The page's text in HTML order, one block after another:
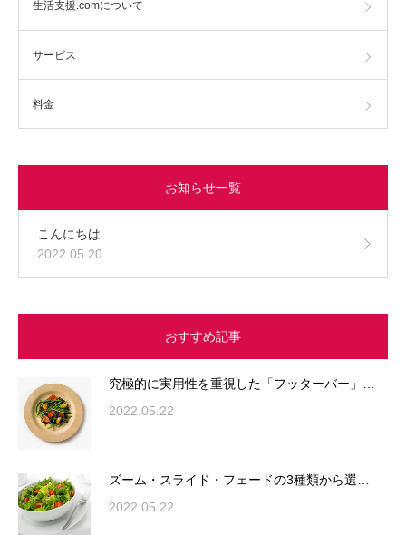
生活支援.comについて
サービス
料金
お知らせ一覧
こんにちは
2022.05.20
おすすめ記事
究極的に実用性を重視した「フッターバー」…
2022.05.22
ズーム・スライド・フェードの3種類から選…
2022.05.22